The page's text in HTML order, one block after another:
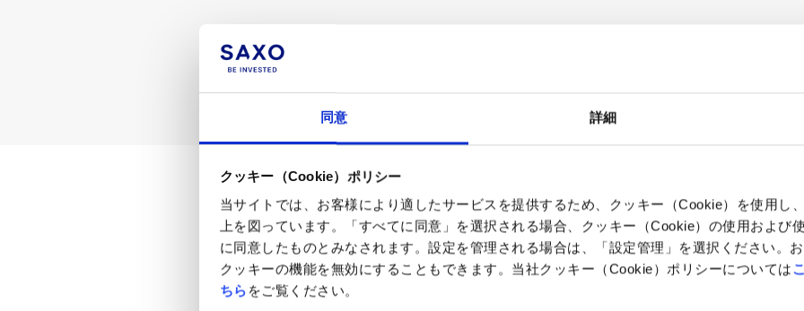
同意 詳細
クッキー（Cookie）ポリシー
当サイトでは、お客様により適したサービスを提供するため、クッキー（Cookie）を使用し
上を図っています。「すべてに同意」を選択される場合、クッキー（Cookie）の使用および
に同意したものとみなされます。設定を管理される場合は、「設定管理」を選択ください。
クッキーの機能を無効にすることもできます。当社クッキー（Cookie）ポリシーについては
ちら をご覧ください。